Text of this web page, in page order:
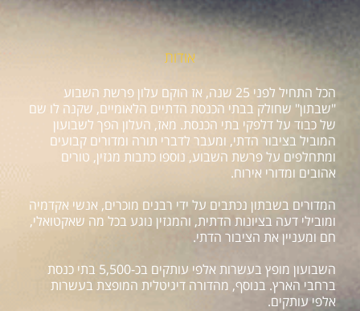
אודות
הכל התחיל לפני 25 שנה, אז הוקם עלון פרשת השבוע
"שבתון" שחולק בבתי הכנסת הדתיים הלאומיים, שקנה לו שם
של כבוד על דלפקי בתי הכנסת. מאז, העלון הפך לשבועון
המוביל בציבור הדתי, ומעבר לדברי תורה ומדורים קבועים
ומתחלפים על פרשת השבוע, נוספו כתבות מגזין, טורים
אהובים ומדורי אירוח.
המדורים בשבתון נכתבים על ידי רבנים מוכרים, אנשי אקדמיה
ומובילי דעה בציונות הדתית, והמגזין נוגע בכל מה שאקטואלי,
חם ומעניין את הציבור הדתי.
השבועון מופץ בעשרות אלפי עותקים בכ-5,500 בתי כנסת
ברחבי הארץ. בנוסף, מהדורה דיגיטלית המופצת בעשרות
אלפי עותקים.